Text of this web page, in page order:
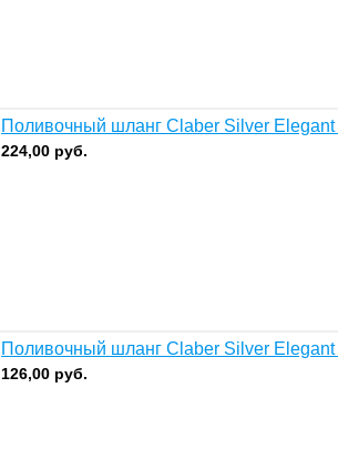
Поливочный шланг Claber Silver
224,00 руб.
Поливочный шланг Claber Silver
126,00 руб.